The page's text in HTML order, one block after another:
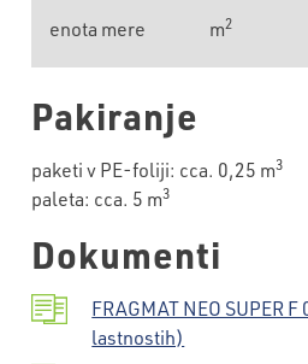
enota mere m2
Pakiranje
paketi v PE-foliji: cca. 0,25 m3
paleta: cca. 5 m3
Dokumenti
FRAGMAT NEO SUPER
lastnostih)